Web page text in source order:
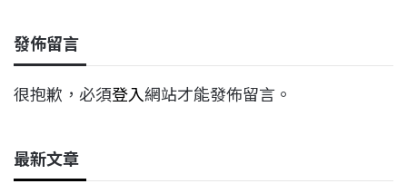
發佈留言
很抱歉，必須登入網站才能發佈留言。
最新文章